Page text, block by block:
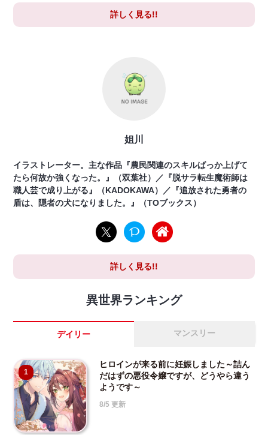
詳しく見る!!
姐川
イラストレーター。主な作品『農民関連のスキルばっか上げて
たら何故か強くなった。』（双葉社）／『脱サラ転生魔術師は
職人芸で成り上がる』（KADOKAWA）／『追放された勇者の
盾は、隠者の犬になりました。』（TOブックス）
詳しく見る!!
異世界ランキング
デイリー マンスリー
1
ヒロインが来る前に妊娠しました～詰ん
だはずの悪役令嬢ですが、どうやら違う
ようです～
8/5 更新